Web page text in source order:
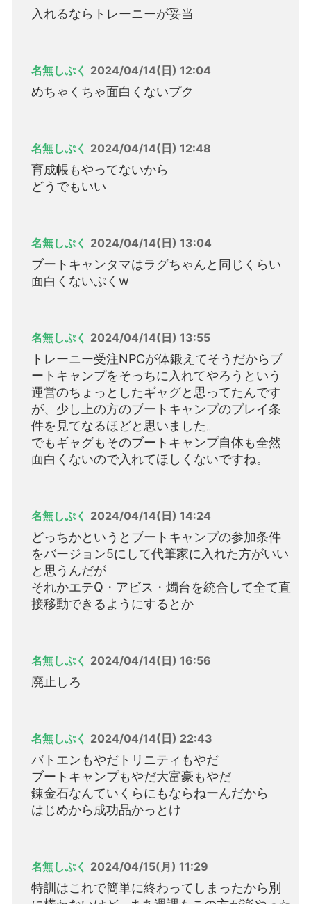
入れるならトレーニーが妥当
名無しぷく 2024/04/14(日) 12:04
めちゃくちゃ面白くないプク
名無しぷく 2024/04/14(日) 12:48
育成帳もやってないから
どうでもいい
名無しぷく 2024/04/14(日) 13:04
ブートキャンタマはラグちゃんと同じくらい
面白くないぷくw
名無しぷく 2024/04/14(日) 13:55
トレーニー受注NPCが体鍛えてそうだからブ
ートキャンプをそっちに入れてやろうという
運営のちょっとしたギャグと思ってたんです
が、少し上の方のブートキャンプのプレイ条
件を見てなるほどと思いました。
でもギャグもそのブートキャンプ自体も全然
面白くないので入れてほしくないですね。
名無しぷく 2024/04/14(日) 14:24
どっちかというとブートキャンプの参加条件
をバージョン5にして代筆家に入れた方がいい
と思うんだが
それかエテQ・アビス・燭台を統合して全て直
接移動できるようにするとか
名無しぷく 2024/04/14(日) 16:56
廃止しろ
名無しぷく 2024/04/14(日) 22:43
バトエンもやだトリニティもやだ
ブートキャンプもやだ大富豪もやだ
錬金石なんていくらにもならねーんだから
はじめから成功品かっとけ
名無しぷく 2024/04/15(月) 11:29
特訓はこれで簡単に終わってしまったから別